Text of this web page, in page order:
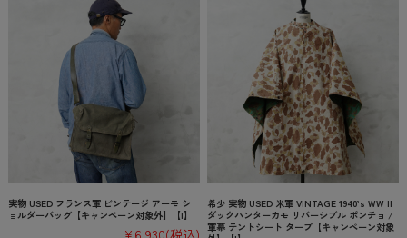
実物 USED フランス軍 ビンテージ アーモ シ
ョルダーバッグ【キャンペーン対象外】【I】
希少 実物 USED 米軍 VINTAGE 1940’s WW II
ダックハンターカモ リバーシブル ポンチョ /
軍幕 テントシート タープ【キャンペーン対象